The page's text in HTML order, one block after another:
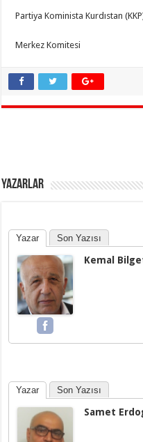
Partiya Kominista Kurdıstan
Merkez Komitesi
YAZARLAR
Yazar Son Yazısı
Kemal
Yazar Son Yazısı
Samet